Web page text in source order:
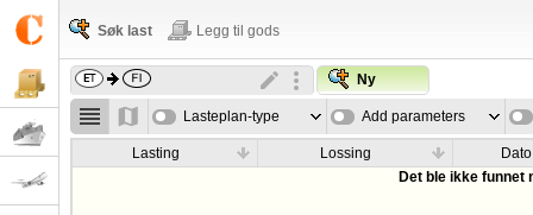
Søk last Legg til gods
Ny
Lasteplan-type Add parameters
Lasting Lossing
Dato
Det ble ikke funnet